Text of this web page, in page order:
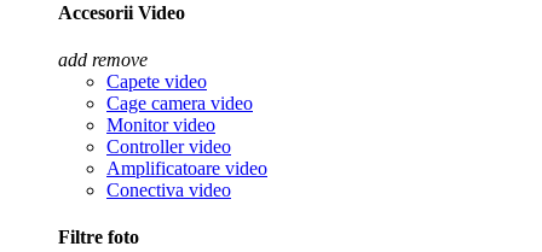
Accesorii Video
add remove
Capete video
Cage camera video
Monitor video
Controller video
Amplificatoare video
Conectiva video
Filtre foto